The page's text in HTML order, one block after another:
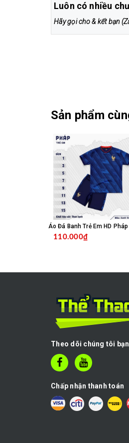
Luôn có nhiều
Hãy gọi cho & kết bạn
Sản phẩm
110.000₫
Theo dõi chúng tôi
Chấp nhận thanh toán